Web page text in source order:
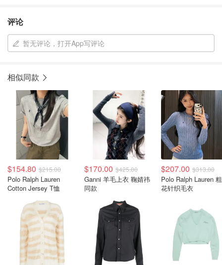
评论
暂无评论，打开App写评论
相似同款
$154.80 $215.00
Polo Ralph Lauren
Cotton Jersey T恤
$170.00 $425.00
Ganni 羊毛上衣 鞠婧祎
同款
$207.00 $313.00
Polo Ralph Lauren
花针织毛衣